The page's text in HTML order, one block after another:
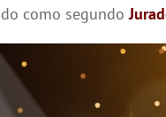
como segundo